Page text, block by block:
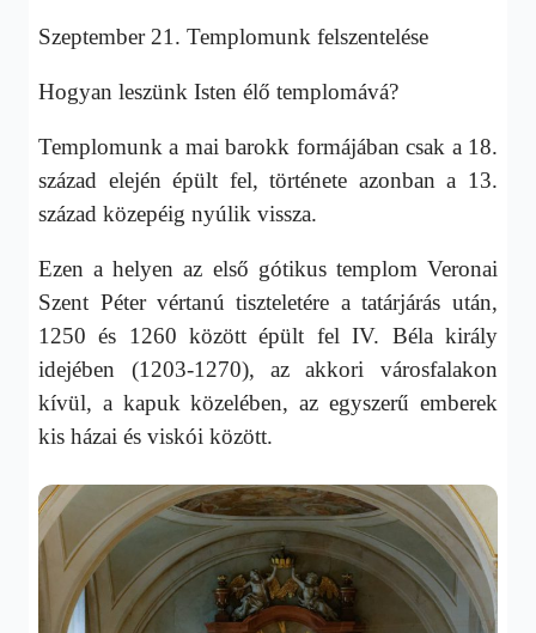
Szeptember 21. Templomunk felszentelése
Hogyan leszünk Isten élő templomává?
Templomunk a mai barokk formájában csak a 18.
század elején épült fel, története azonban a 13.
század közepéig nyúlik vissza.
Ezen a helyen az első gótikus templom Veronai
Szent Péter vértanú tiszteletére a tatárjárás után,
1250 és 1260 között épült fel IV. Béla király
idejében (1203-1270), az akkori városfalakon
kívül, a kapuk közelében, az egyszerű emberek
kis házai és viskói között.